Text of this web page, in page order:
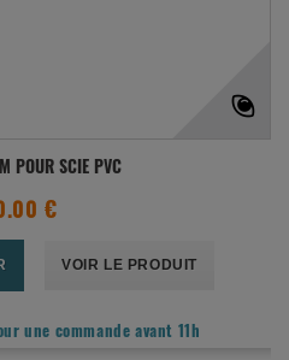
POUR SCIE PVC
€
VOIR LE PRODUIT
une commande avant 11h